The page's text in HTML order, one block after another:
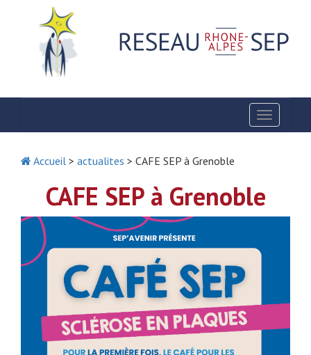
Toggle
Accueil > actualites > CAFE SEP à Grenoble
CAFE SEP à Grenoble